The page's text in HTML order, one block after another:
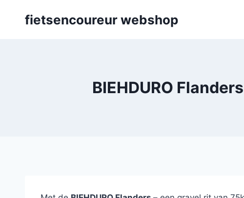
fietsencoureur webshop
BIEHDURO